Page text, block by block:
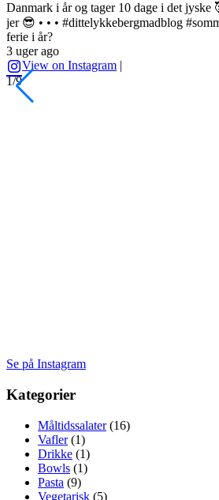
Danmark i år og tager 10 dage i det jyske
jer 😎 • • • #dittelykkebergmadblog
ferie i år?
3 uger ago
View on Instagram |
1/9
Se på Instagram
Kategorier
Måltidssalater(16)
Vafler(1)
Drikke (1)
Bowls (1)
Pasta (9)
Vegetarisk (5)